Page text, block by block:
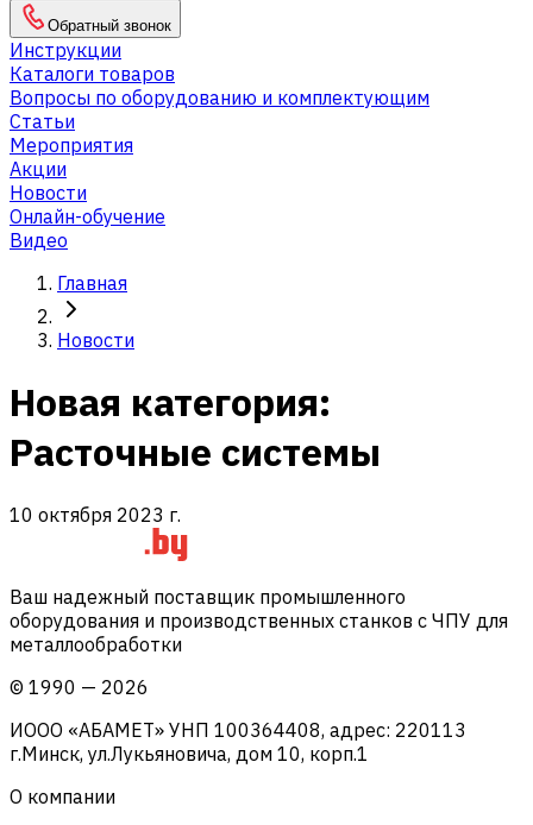
Обратный звонок
Инструкции
Каталоги товаров
Вопросы по оборудованию и комплектующим
Статьи
Мероприятия
Акции
Новости
Онлайн-обучение
Видео
Главная
Новости
Новая категория:
Расточные системы
10 октября 2023 г.
Ваш надежный поставщик промышленного
оборудования и производственных станков с ЧПУ для
металлообработки
© 1990 — 2026
ИООО «АБАМЕТ» УНП 100364408, адрес: 220113
г.Минск, ул.Лукьяновича, дом 10, корп.1
О компании